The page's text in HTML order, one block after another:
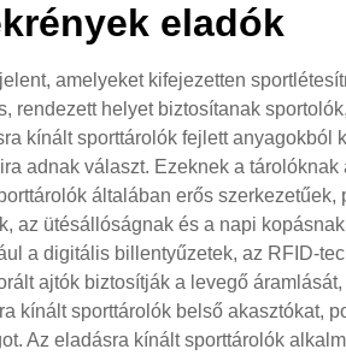
eladók
amelyeket kifejezetten
helyet biztosítanak
kínált sporttárolók fejlett
adnak választ. Ezeknek a
általában erős
ütésállóságnak és a napi
a digitális billentyűzetek, az RFID-
ajtók biztosítják a levegő
kínált sporttárolók belső akasztókat,
Az eladásra kínált sporttárolók